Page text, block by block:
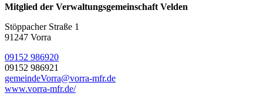
Mitglied der Verwaltungsgemeinschaft Velden
Stöppacher Straße 1
91247 Vorra
09152 986920
09152 986921
gemeindeVorra@vorra-mfr.de
www.vorra-mfr.de/